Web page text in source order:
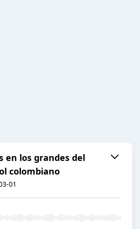
en los grandes del
colombiano
01